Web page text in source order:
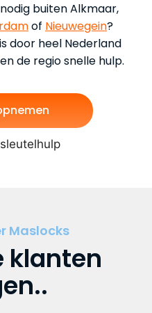
buiten Alkmaar,
of Nieuwegein?
door heel Nederland
de regio snelle hulp.
Maslocks
klanten